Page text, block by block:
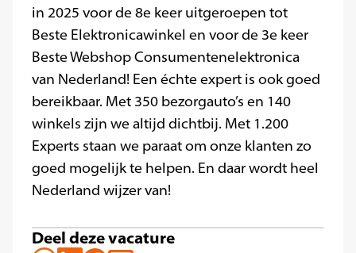
in 2025 voor de 8e keer uitgeroepen tot
Beste Elektronicawinkel en voor de 3e keer
Beste Webshop Consumentenelektronica
van Nederland! Een échte expert is ook goed
bereikbaar. Met 350 bezorgauto’s en 140
winkels zijn we altijd dichtbij. Met 1.200
Experts staan we paraat om onze klanten zo
goed mogelijk te helpen. En daar wordt heel
Nederland wijzer van!
Deel deze vacature